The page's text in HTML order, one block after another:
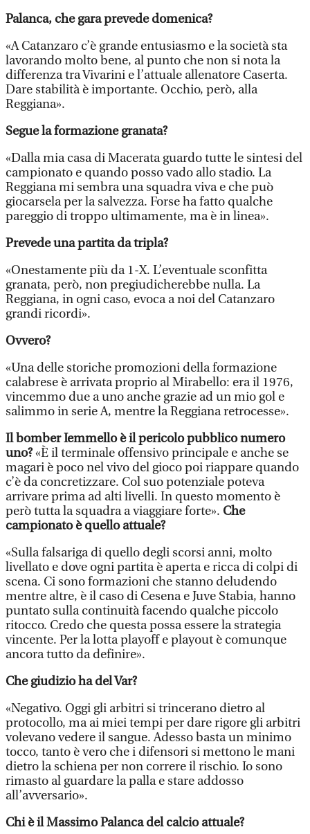
Palanca, che gara prevede domenica?
«A Catanzaro c’è grande entusiasmo e la società sta
lavorando molto bene, al punto che non si nota la
differenza tra Vivarini e l’attuale allenatore Caserta.
Dare stabilità è importante. Occhio, però, alla
Reggiana».
Segue la formazione granata?
«Dalla mia casa di Macerata guardo tutte le sintesi del
campionato e quando posso vado allo stadio. La
Reggiana mi sembra una squadra viva e che può
giocarsela per la salvezza. Forse ha fatto qualche
pareggio di troppo ultimamente, ma è in linea».
Prevede una partita da tripla?
«Onestamente più da 1-X. L’eventuale sconfitta
granata, però, non pregiudicherebbe nulla. La
Reggiana, in ogni caso, evoca a noi del Catanzaro
grandi ricordi».
Ovvero?
«Una delle storiche promozioni della formazione
calabrese è arrivata proprio al Mirabello: era il 1976,
vincemmo due a uno anche grazie ad un mio gol e
salimmo in serie A, mentre la Reggiana retrocesse».
Il bomber Iemmello è il pericolo pubblico numero
uno?«È il terminale offensivo principale e anche se
magari è poco nel vivo del gioco poi riappare quando
c’è da concretizzare. Col suo potenziale poteva
arrivare prima ad alti livelli. In questo momento è
però tutta la squadra a viaggiare forte». Che
campionato è quello attuale?
«Sulla falsariga di quello degli scorsi anni, molto
livellato e dove ogni partita è aperta e ricca di colpi di
scena. Ci sono formazioni che stanno deludendo
mentre altre, è il caso di Cesena e Juve Stabia, hanno
puntato sulla continuità facendo qualche piccolo
ritocco. Credo che questa possa essere la strategia
vincente. Per la lotta playoff e playout è comunque
ancora tutto da definire».
Che giudizio ha del Var?
«Negativo. Oggi gli arbitri si trincerano dietro al
protocollo, ma ai miei tempi per dare rigore gli arbitri
volevano vedere il sangue. Adesso basta un minimo
tocco, tanto è vero che i difensori si mettono le mani
dietro la schiena per non correre il rischio. Io sono
rimasto al guardare la palla e stare addosso
all’avversario».
Chi è il Massimo Palanca del calcio attuale?